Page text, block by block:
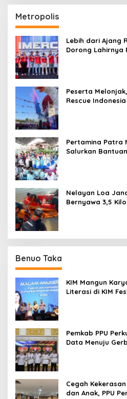
Metropolis
Lebih dari Ajang
Dorong Lahirnya
Peserta
Rescue
Pertamina Patra
Salurkan
Nelayan Loa
Bernyawa 3,5
Benuo Taka
KIM Mangun
Literasi di KIM
Pemkab PPU
Data Menuju
Cegah
dan Anak, PPU